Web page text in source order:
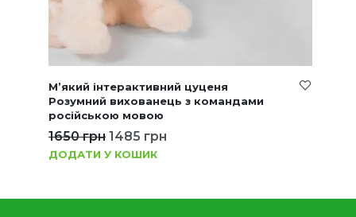
М’який інтерактивний цуценя
Розумний вихованець з командами
російською мовою
1650грн 1485 грн
ДОДАТИ У КОШИК